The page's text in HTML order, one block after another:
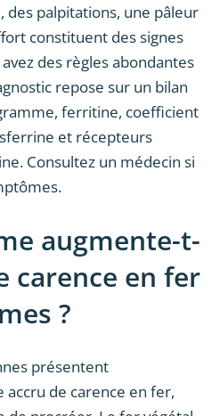
des palpitations, une pâleur
constituent des signes
des règles abondantes
repose sur un bilan
ferritine, coefficient
et récepteurs
Consultez un médecin si
augmente-t-
carence en fer
?
présentent
de carence en fer,